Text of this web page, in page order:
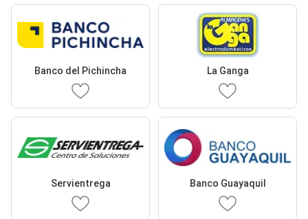
Banco del Pichincha La Ganga
Servientrega Banco Guayaquil